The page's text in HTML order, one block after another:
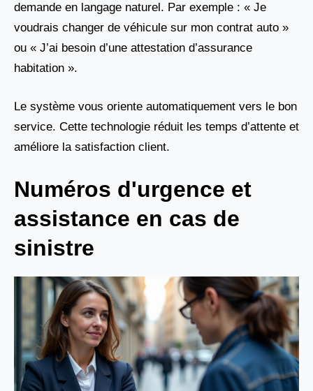
demande en langage naturel. Par exemple : « Je
voudrais changer de véhicule sur mon contrat auto »
ou « J’ai besoin d’une attestation d’assurance
habitation ».
Le système vous oriente automatiquement vers le bon
service. Cette technologie réduit les temps d’attente et
améliore la satisfaction client.
Numéros d'urgence et
assistance en cas de
sinistre